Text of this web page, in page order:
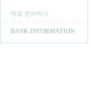
메일 문의하기
BANK INFORMATION